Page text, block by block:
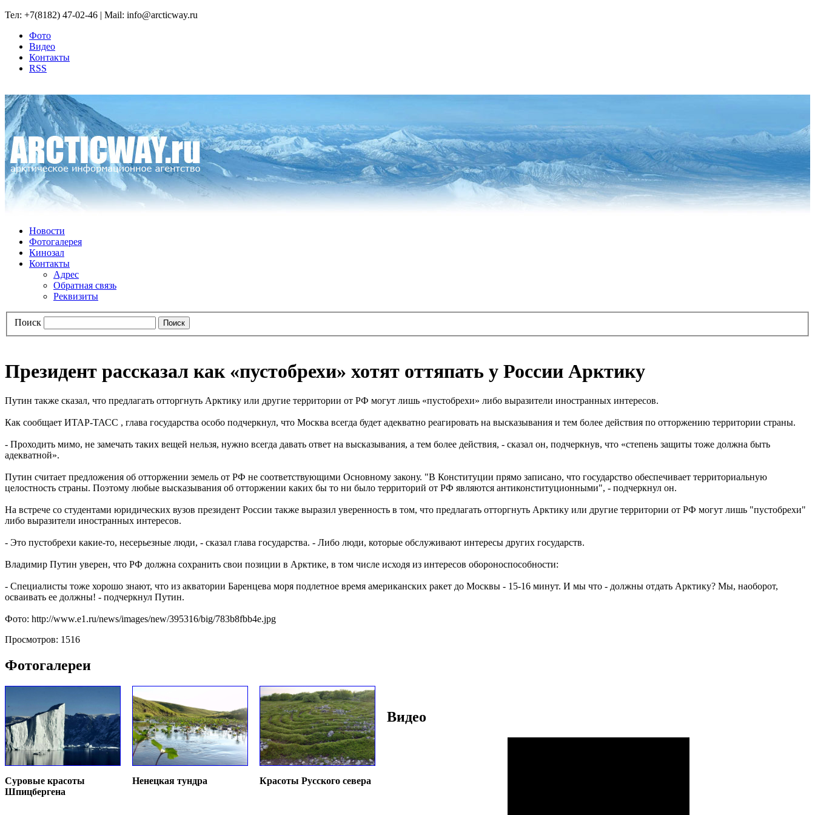
Тел: +7(8182) 47-02-46 | Mail: info@arcticway.ru
Фото
Видео
Контакты
RSS
Новости
Фотогалерея
Кинозал
Контакты
Адрес
Обратная связь
Реквизиты
Поиск
Президент рассказал как «пустобрехи» хотят оттяпать у России Арктику
Путин также сказал, что предлагать отторгнуть Арктику или другие территории от РФ могут лишь «пустобрехи» либо выразители иностранных интересов.
Как сообщает ИТАР-ТАСС , глава государства особо подчеркнул, что Москва всегда будет адекватно реагировать на высказывания и тем более действия по отторжению территории страны.
- Проходить мимо, не замечать таких вещей нельзя, нужно всегда давать ответ на высказывания, а тем более действия, - сказал он, подчеркнув, что «степень защиты тоже должна быть
адекватной».
Путин считает предложения об отторжении земель от РФ не соответствующими Основному закону. "В Конституции прямо записано, что государство обеспечивает территориальную
целостность страны. Поэтому любые высказывания об отторжении каких бы то ни было территорий от РФ являются антиконституционными", - подчеркнул он.
На встрече со студентами юридических вузов президент России также выразил уверенность в том, что предлагать отторгнуть Арктику или другие территории от РФ могут лишь "пустобрехи"
либо выразители иностранных интересов.
- Это пустобрехи какие-то, несерьезные люди, - сказал глава государства. - Либо люди, которые обслуживают интересы других государств.
Владимир Путин уверен, что РФ должна сохранить свои позиции в Арктике, в том числе исходя из интересов обороноспособности:
- Специалисты тоже хорошо знают, что из акватории Баренцева моря подлетное время американских ракет до Москвы - 15-16 минут. И мы что - должны отдать Арктику? Мы, наоборот,
осваивать ее должны! - подчеркнул Путин.
Фото: http://www.e1.ru/news/images/new/395316/big/783b8fbb4e.jpg
Просмотров: 1516
Фотогалереи
Суровые красоты
Шпицбергена
Ненецкая тундра Красоты Русского севера
Видео